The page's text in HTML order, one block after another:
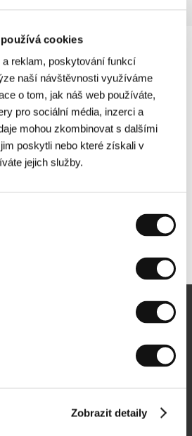
cookies
a reklam, poskytování funkcí
naší návštěvnosti využíváme
o tom, jak náš web používáte,
pro sociální média, inzerci a
mohou zkombinovat s dalšími
poskytli nebo které získali v
jejich služby.
Zobrazit detaily
se k odběru